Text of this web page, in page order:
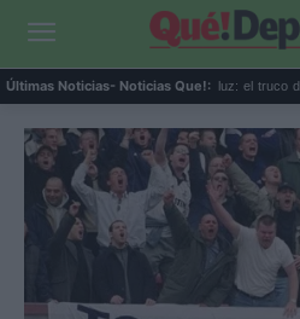
Últimas Noticias- Noticias Que!:
de piso para ganar luz: el truco de la int...